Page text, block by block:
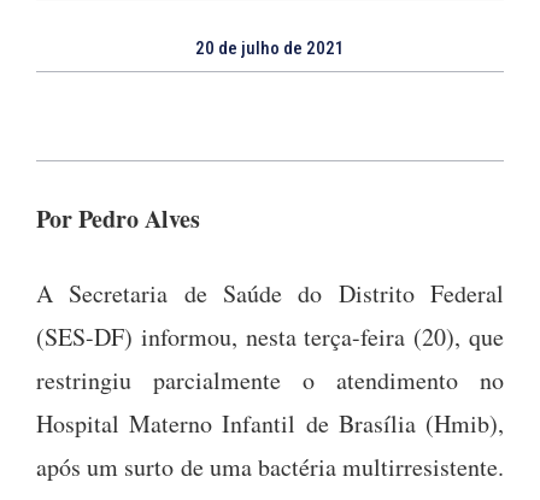
20 de julho de 2021
Por Pedro Alves
A Secretaria de Saúde do Distrito Federal
(SES-DF) informou, nesta terça-feira (20), que
restringiu parcialmente o atendimento no
Hospital Materno Infantil de Brasília (Hmib),
após um surto de uma bactéria multirresistente.